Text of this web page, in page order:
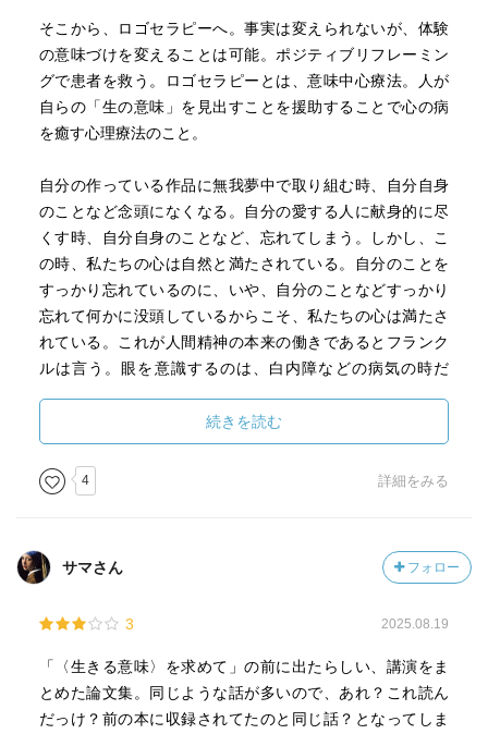
そこから、ロゴセラピーへ。事実は変えられないが、体験
の意味づけを変えることは可能。ポジティブリフレーミン
グで患者を救う。ロゴセラピーとは、意味中心療法。人が
自らの「生の意味」を見出すことを援助することで心の病
を癒す心理療法のこと。
自分の作っている作品に無我夢中で取り組む時、自分自身
のことなど念頭になくなる。自分の愛する人に献身的に尽
くす時、自分自身のことなど、忘れてしまう。しかし、こ
の時、私たちの心は自然と満たされている。自分のことを
すっかり忘れているのに、いや、自分のことなどすっかり
忘れて何かに没頭しているからこそ、私たちの心は満たさ
れている。これが人間精神の本来の働きであるとフランク
ルは言う。眼を意識するのは、白内障などの病気の時だ
意識をしない、当たり前の日常こそ、幸福。幸福の追求、
自己実現は、なすべきことの結果として齎されるものなの
に、意識するなら本末転倒。凄い本だ。
続きを読む
4 詳細をみる
サマさん フォロー
3 2025.08.19
「〈生きる意味〉を求めて」の前に出たらしい、講演をま
とめた論文集。同じような話が多いので、あれ？これ読ん
だっけ？前の本に収録されてたのと同じ話？となってしま